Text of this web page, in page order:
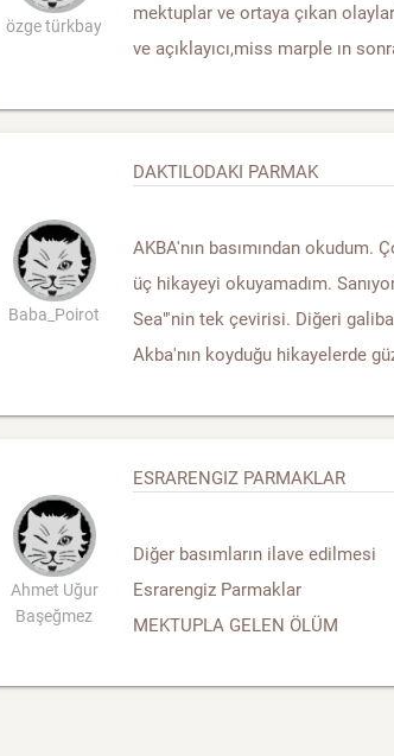
özge türkbay
mektuplar ve ortaya çıkan
ve açıklayıcı,miss marple ın
Baba_Poirot
DAKTILODAKI PARMAK
AKBA'nın basımından
üç hikayeyi okuyamadım.
Sea"'nin tek çevirisi. Diğeri
Akba'nın koyduğu hikayelerde
Ahmet Uğur
Başeğmez
ESRARENGIZ PARMAKLAR
Diğer basımların ilave edilmesi
Esrarengiz Parmaklar
MEKTUPLA GELEN ÖLÜM